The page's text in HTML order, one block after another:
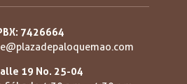
7426664
19 No. 25-04